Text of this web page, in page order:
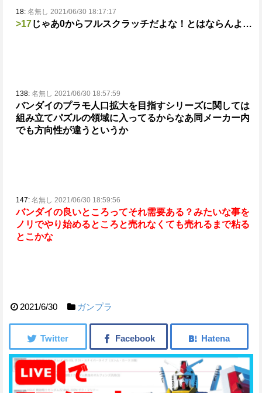
18: 名無し 2021/06/30 18:17:17
>17じゃあ0からフルスクラッチだよな！とはならんよ…
138: 名無し 2021/06/30 18:57:59
バンダイのプラモ人口拡大を目指すシリーズに関しては
組み立てパズルの領域に入ってるからなあ同メーカー内
でも方向性が違うというか
147: 名無し 2021/06/30 18:59:56
バンダイの良いところってそれ需要ある？みたいな事を
ノリでやり始めるところと売れなくても売れるまで粘る
とこかな
2021/6/30 ガンプラ